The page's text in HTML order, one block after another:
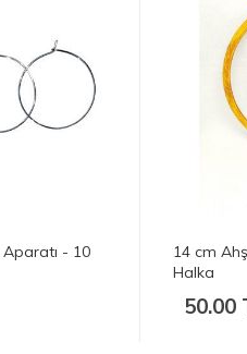
Plastik
Zincirli
Adet - 20
17.50